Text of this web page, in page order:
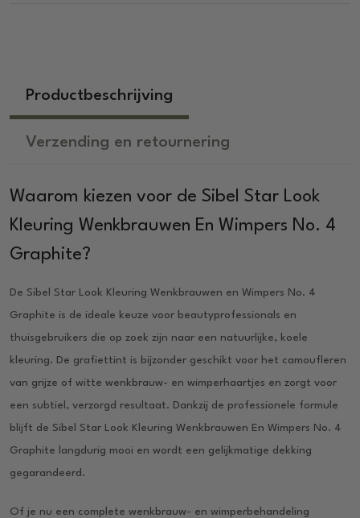
Productbeschrijving
Verzending en retournering
Waarom kiezen voor de Sibel Star Look
Kleuring Wenkbrauwen En Wimpers No. 4
Graphite?
De Sibel Star Look Kleuring Wenkbrauwen en Wimpers No. 4
Graphite is de ideale keuze voor beautyprofessionals en
thuisgebruikers die op zoek zijn naar een natuurlijke, koele
kleuring. De grafiettint is bijzonder geschikt voor het camoufleren
van grijze of witte wenkbrauw- en wimperhaartjes en zorgt voor
een subtiel, verzorgd resultaat. Dankzij de professionele formule
blijft de Sibel Star Look Kleuring Wenkbrauwen En Wimpers No. 4
Graphite langdurig mooi en wordt een gelijkmatige dekking
gegarandeerd.
Of je nu een complete wenkbrauw- en wimperbehandeling